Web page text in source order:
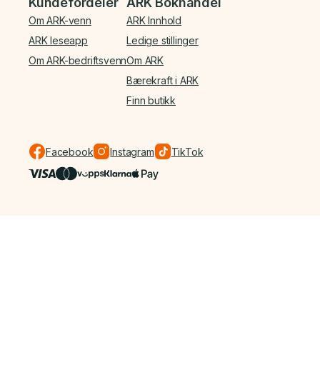
Om ARK-venn
ARK leseapp
Om ARK-bedriftsvenn
ARK Innhold
Ledige stillinger
Om ARK
Bærekraft i ARK
Finn butikk
Facebook Instagram TikTok